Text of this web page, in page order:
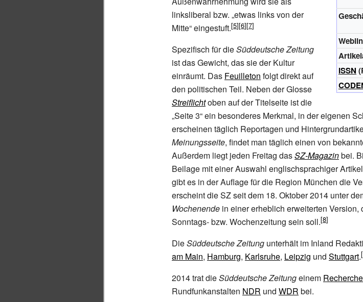
ISSN
linksliberal bzw. „etwas links von der
Mitte“ eingestuft.
Spezifisch für dieSüddeutsche Zeitung
ist das Gewicht, das sie der Kultur
einräumt. Das Feuilleton folgt direkt auf
den politischen Teil. Neben der Glosse
Streiflichtoben auf der Titelseite ist die
„Seite 3“ ein besonderes Merkmal, in der eigenen
erscheinen täglich Reportagen und
Meinungsseite, findet man täglich einen von
Außerdem liegt jeden Freitag dasSZ-Magazinbei.
Beilage mit einer Auswahl englischsprachiger
gibt es in der Auflage für die Region München die
erscheint die SZ seit dem 18. Oktober 2014 unter
Wochenende in einer erheblich erweiterten
Sonntags- bzw. Wochenzeitung sein soll.
DieSüddeutsche Zeitung unterhält im Inland
am Main, Hamburg, Karlsruhe, Leipzig und Stuttgart.
2014 trat dieSüddeutsche Zeitungeinem
Rundfunkanstalten NDR und WDR bei.